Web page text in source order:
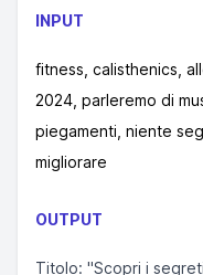
INPUT
fitness, calisthenics,
2024, parleremo di
piegamenti, niente
migliorare
OUTPUT
Titolo: "Scopri i